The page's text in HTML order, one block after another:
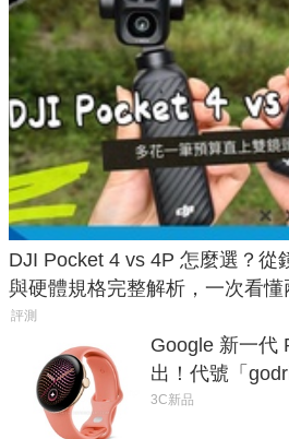
DJI Pocket 4 vs 4P 怎麼選？從
與硬體規格完整解析，一次看懂
評測
Google 新一代
出！代號「
鎖定 AI 應用
3C新品